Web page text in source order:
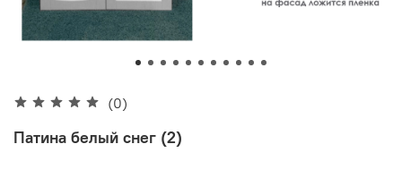
(0)
Патина белый снег (2)